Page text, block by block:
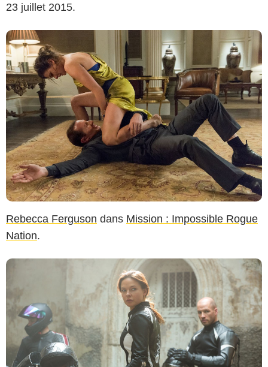
23 juillet 2015.
Rebecca Ferguson dans Mission : Impossible Rogue
Nation.